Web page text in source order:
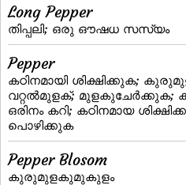
Long Pepper
തിപ്പലി; ഒരു ഔഷധ സസ്യം
Pepper
കഠിനമായി ശിക്ഷിക്കുക;
വറ്റല്‍മുളക്; മുളകുചേര്‍ക്കുക;
ഒരിനം കറി; കഠിനമായ
പൊഴിക്കുക
Pepper Blosom
കുരുമുളകുമുകുളം